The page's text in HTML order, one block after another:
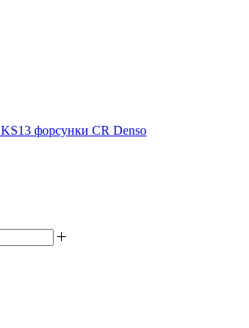
форсунки CR Denso